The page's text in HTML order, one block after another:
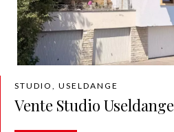
STUDIO, USELDANGE
Vente Studio Useldange